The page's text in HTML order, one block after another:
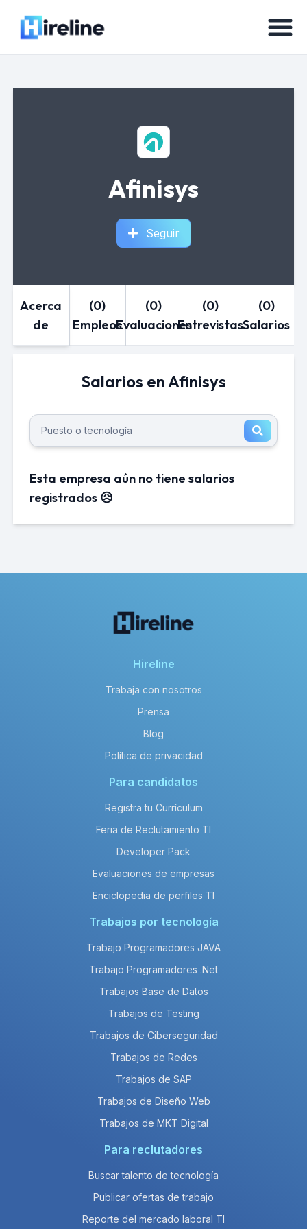
Afinisys
Seguir
Acerca
de
(0)
Empleos
(0)
Evaluaciones
(0)
Entrevistas
(0)
Salarios
Salarios en Afinisys
Esta empresa aún no tiene salarios
registrados 😥
Hireline
Trabaja con nosotros
Prensa
Blog
Política de privacidad
Para candidatos
Registra tu Currículum
Feria de Reclutamiento TI
Developer Pack
Evaluaciones de empresas
Enciclopedia de perfiles TI
Trabajos por tecnología
Trabajo Programadores JAVA
Trabajo Programadores .Net
Trabajos Base de Datos
Trabajos de Testing
Trabajos de Ciberseguridad
Trabajos de Redes
Trabajos de SAP
Trabajos de Diseño Web
Trabajos de MKT Digital
Para reclutadores
Buscar talento de tecnología
Publicar ofertas de trabajo
Reporte del mercado laboral TI